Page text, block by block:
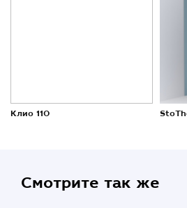
Клио 110
Смотрите так же